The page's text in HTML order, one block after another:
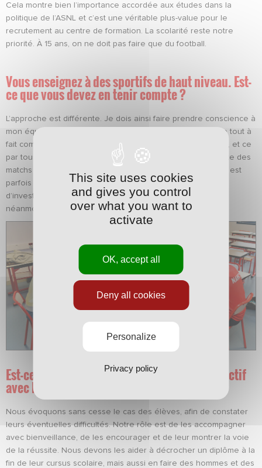
Cela montre bien l’importance accordée aux études dans la
politique de l’ASNL et c’est une véritable plus-value pour le
recrutement au centre de formation. La scolarité reste notre
priorité. À 15 ans, on ne doit pas faire que du football.
Vous enseignez à des sportifs de haut niveau. Est-
ce que vous devez en tenir compte ?
L’approche est différente. Je dois ainsi faire prendre conscience à
mon équipe pédagogique que le sportif n’est pas un élève tout à
fait comme les autres : il s’entraîne une à deux fois par jour, et ce
par tous les temps, il subit la concurrence sportive et dispute des
matchs intenses le week-end. De la fatigue s’accumule et il est
parfois difficile de leur demander beaucoup en termes
d’investissement personnel en dehors des cours. Ils ont
néanmoins toujours des devoirs.
Est-ce que cela implique un travail plus collectif
avec l’ensemble des professeurs ?
Nous évoquons sans cesse le cas des élèves, afin de constater
leurs éventuelles difficultés. Notre rôle est de les accompagner
avec bienveillance, de les encourager et de leur montrer la voie
de la réussite. Nous devons les aider à décrocher un diplôme à la
fin de leur cursus scolaire, mais aussi en faire des hommes et des
This site uses cookies
and gives you control
over what you want to
activate
OK, accept all
Deny all cookies
Personalize
Privacy policy